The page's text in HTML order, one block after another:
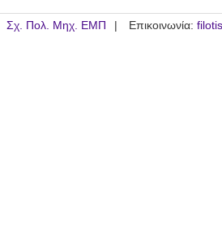
Σχ. Πολ. Μηχ. ΕΜΠ Επικοινωνία: